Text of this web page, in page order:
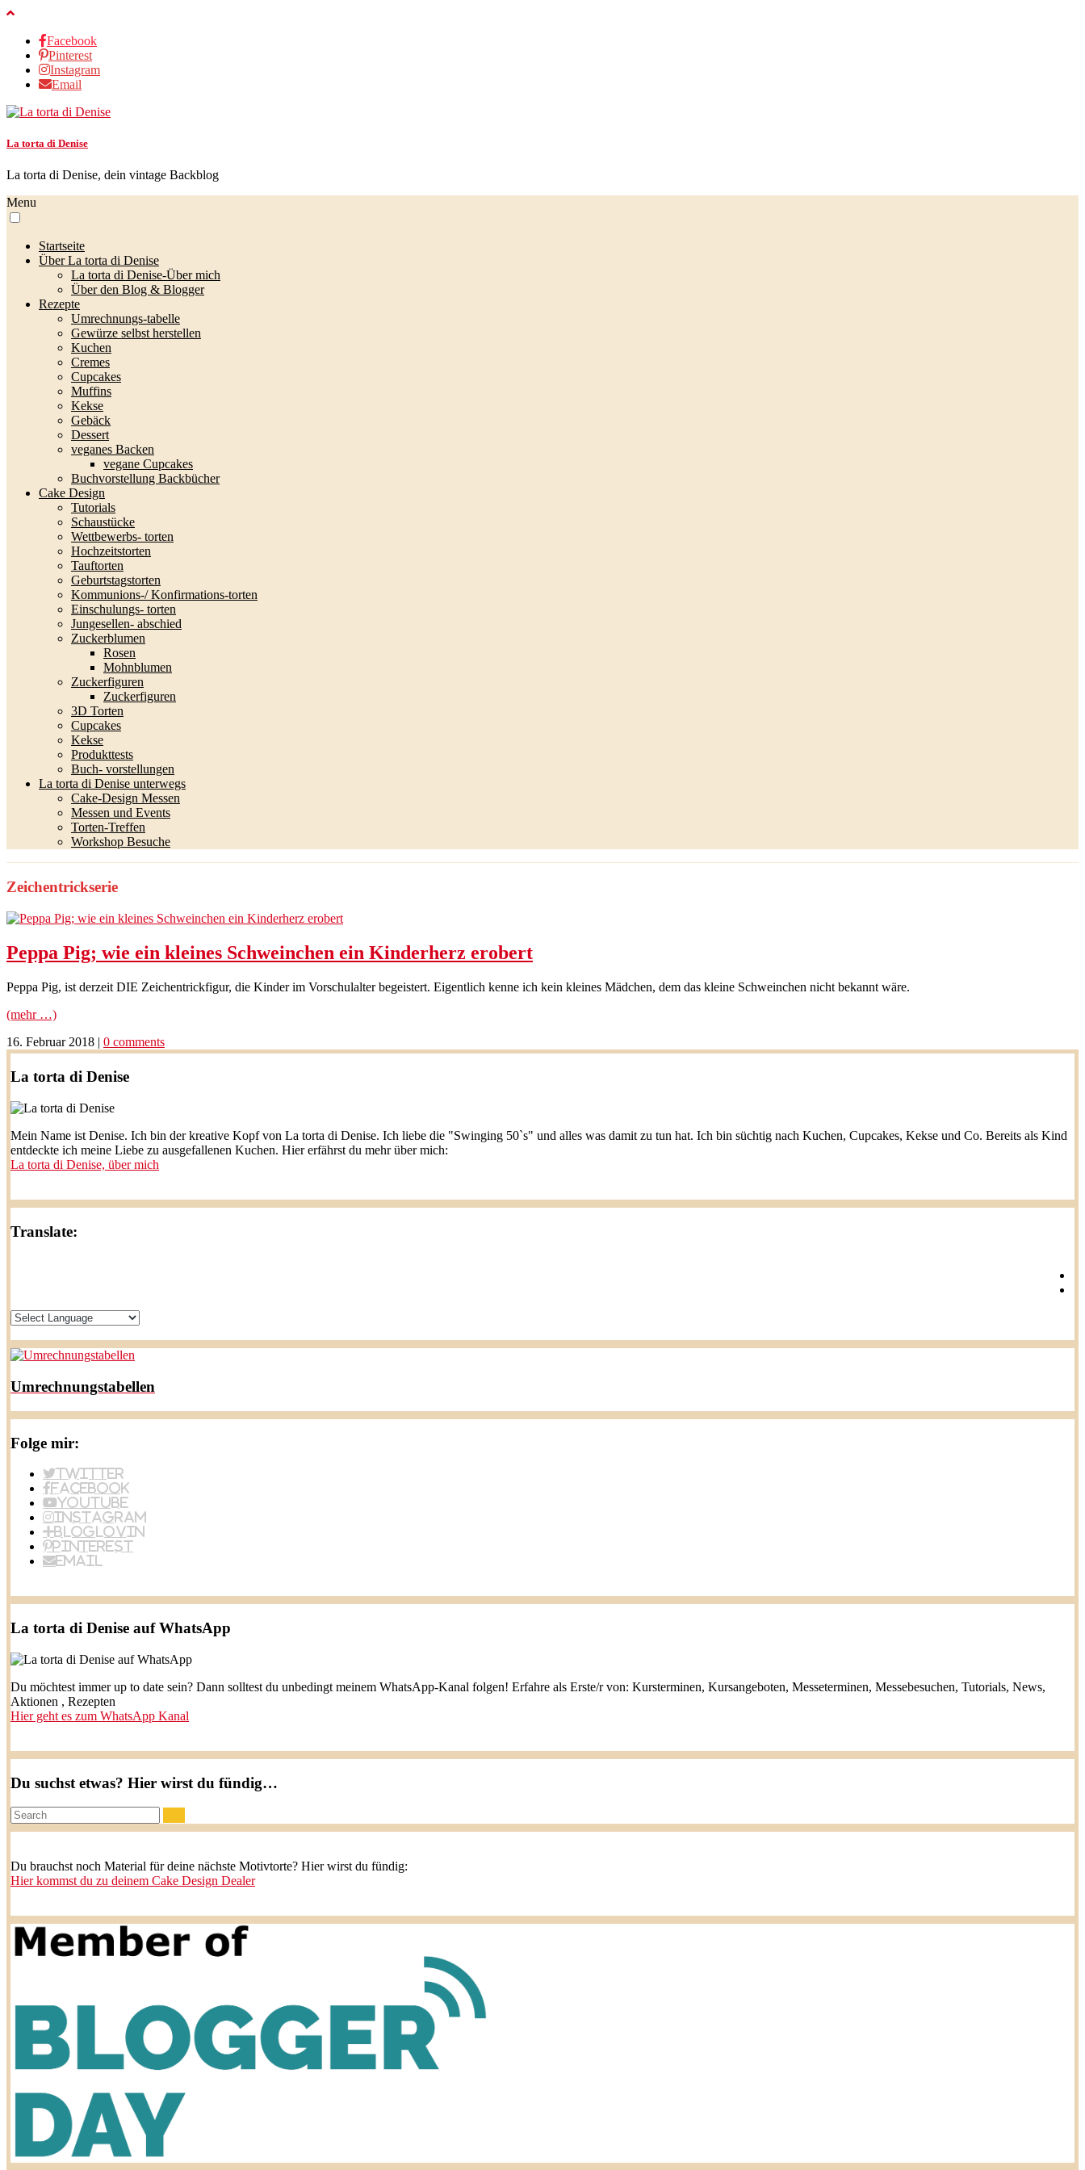
Facebook
Pinterest
Instagram
Email
La torta di Denise
La torta di Denise, dein vintage Backblog
Menu
Startseite
Über La torta di Denise
La torta di Denise-Über mich
Über den Blog & Blogger
Rezepte
Umrechnungs-tabelle
Gewürze selbst herstellen
Kuchen
Cremes
Cupcakes
Muffins
Kekse
Gebäck
Dessert
veganes Backen
vegane Cupcakes
Buchvorstellung Backbücher
Cake Design
Tutorials
Schaustücke
Wettbewerbs- torten
Hochzeitstorten
Tauftorten
Geburtstagstorten
Kommunions-/ Konfirmations-torten
Einschulungs- torten
Jungesellen- abschied
Zuckerblumen
Rosen
Mohnblumen
Zuckerfiguren
Zuckerfiguren
3D Torten
Cupcakes
Kekse
Produkttests
Buch- vorstellungen
La torta di Denise unterwegs
Cake-Design Messen
Messen und Events
Torten-Treffen
Workshop Besuche
Zeichentrickserie
Peppa Pig; wie ein kleines Schweinchen ein Kinderherz erobert
Peppa Pig, ist derzeit DIE Zeichentrickfigur, die Kinder im Vorschulalter begeistert. Eigentlich kenne ich kein kleines Mädchen, dem das kleine Schweinchen nicht bekannt wäre.
(mehr …)
16. Februar 2018 | 0 comments
La torta di Denise
Mein Name ist Denise. Ich bin der kreative Kopf von La torta di Denise. Ich liebe die "Swinging 50`s" und alles was damit zu tun hat. Ich bin süchtig nach Kuchen, Cupcakes, Kekse und Co. Bereits als Kind
entdeckte ich meine Liebe zu ausgefallenen Kuchen. Hier erfährst du mehr über mich:
La torta di Denise, über mich
Translate:
Umrechnungstabellen
Folge mir:
Twitter
Facebook
YouTube
Instagram
BlogLovin
Pinterest
Email
La torta di Denise auf WhatsApp
Du möchtest immer up to date sein? Dann solltest du unbedingt meinem WhatsApp-Kanal folgen! Erfahre als Erste/r von: Kursterminen, Kursangeboten, Messeterminen, Messebesuchen, Tutorials, News,
Aktionen , Rezepten
Hier geht es zum WhatsApp Kanal
Du suchst etwas? Hier wirst du fündig…
Search:
Du brauchst noch Material für deine nächste Motivtorte? Hier wirst du fündig:
Hier kommst du zu deinem Cake Design Dealer